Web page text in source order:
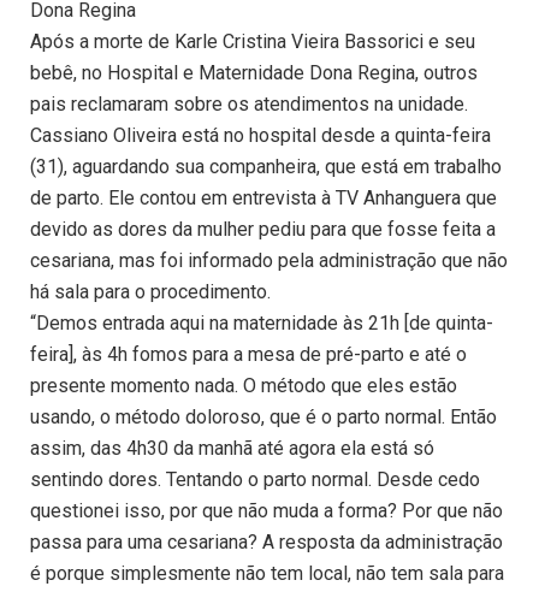
Dona Regina
Após a morte de Karle Cristina Vieira Bassorici e seu
bebê, no Hospital e Maternidade Dona Regina, outros
pais reclamaram sobre os atendimentos na unidade.
Cassiano Oliveira está no hospital desde a quinta-feira
(31), aguardando sua companheira, que está em trabalho
de parto. Ele contou em entrevista à TV Anhanguera que
devido as dores da mulher pediu para que fosse feita a
cesariana, mas foi informado pela administração que não
há sala para o procedimento.
“Demos entrada aqui na maternidade às 21h [de quinta-
feira], às 4h fomos para a mesa de pré-parto e até o
presente momento nada. O método que eles estão
usando, o método doloroso, que é o parto normal. Então
assim, das 4h30 da manhã até agora ela está só
sentindo dores. Tentando o parto normal. Desde cedo
questionei isso, por que não muda a forma? Por que não
passa para uma cesariana? A resposta da administração
é porque simplesmente não tem local, não tem sala para